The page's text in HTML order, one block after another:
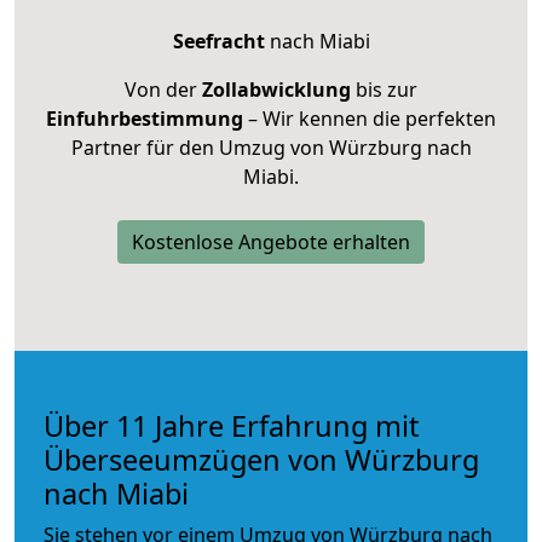
Seefrachtnach Miabi
Von derZollabwicklung bis zur
Einfuhrbestimmung – Wir kennen die perfekten
Partner für den Umzug von Würzburg nach
Miabi.
Kostenlose Angebote erhalten
Über 11 Jahre Erfahrung mit
Überseeumzügen von Würzburg
nach Miabi
Sie stehen vor einem Umzug von Würzburg nach